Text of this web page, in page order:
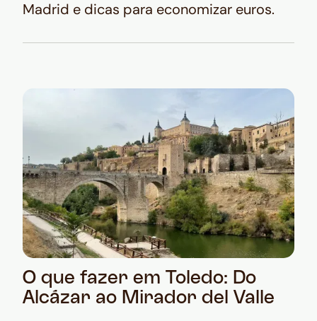
Madrid e dicas para economizar euros.
O que fazer em Toledo: Do
Alcázar ao Mirador del Valle